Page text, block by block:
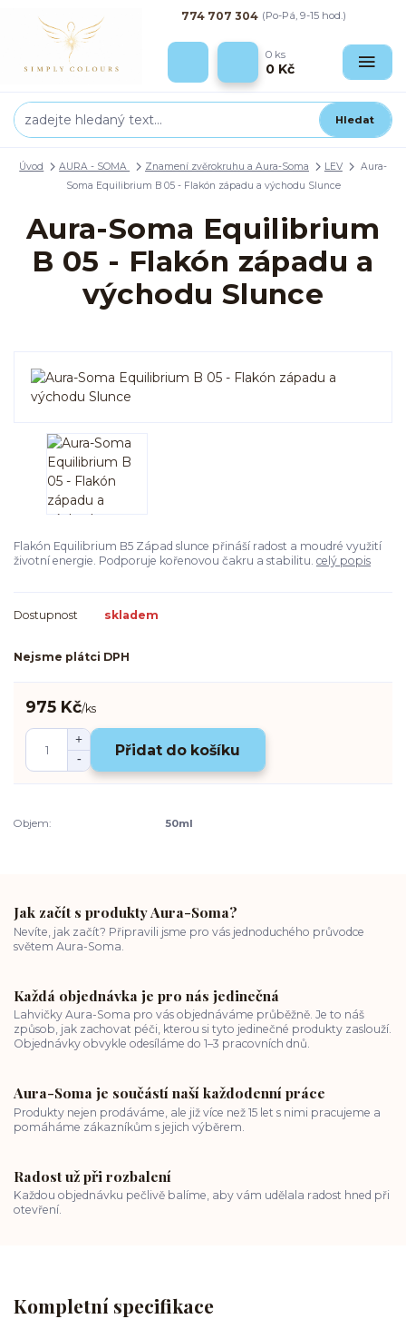
Hledat
774 707 304 (Po-Pá, 9-15 hod.)
0 ks
0 Kč
Úvod AURA - SOMA Znamení zvěrokruhu a Aura-Soma LEV
Aura-
Soma Equilibrium B 05 - Flakón západu a východu Slunce
Aura-Soma Equilibrium
B 05 - Flakón západu a
východu Slunce
Flakón Equilibrium B5 Západ slunce přináší radost a moudré využití
životní energie. Podporuje kořenovou čakru a stabilitu. celý popis
Dostupnost skladem
Nejsme plátci DPH
975 Kč/ks
Přidat do košíku
Objem: 50ml
Jak začít s produkty Aura-Soma?
Nevíte, jak začít? Připravili jsme pro vás jednoduchého průvodce
světem Aura-Soma.
Každá objednávka je pro nás jedinečná
Lahvičky Aura-Soma pro vás objednáváme průběžně. Je to náš
způsob, jak zachovat péči, kterou si tyto jedinečné produkty zaslouží.
Objednávky obvykle odesíláme do 1–3 pracovních dnů.
Aura-Soma je součástí naší každodenní práce
Produkty nejen prodáváme, ale již více než 15 let s nimi pracujeme a
pomáháme zákazníkům s jejich výběrem.
Radost už při rozbalení
Každou objednávku pečlivě balíme, aby vám udělala radost hned při
otevření.
Kompletní specifikace